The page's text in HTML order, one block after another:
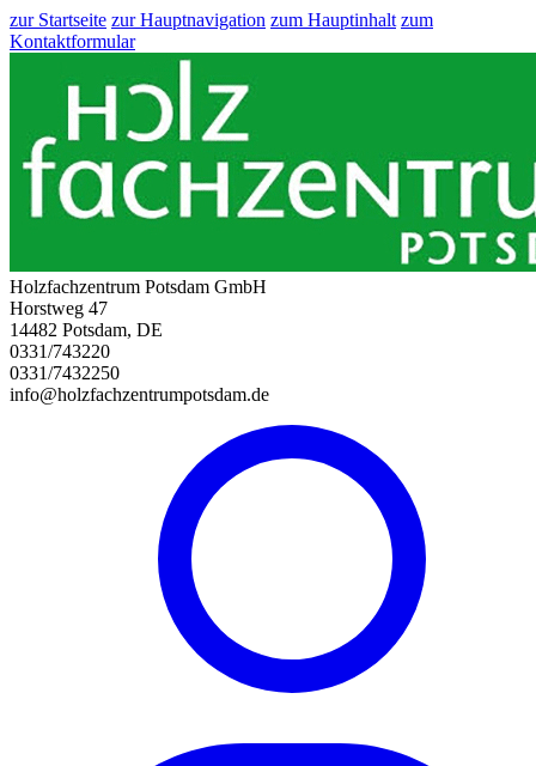
zur Startseite zur Hauptnavigation zum Hauptinhalt zum
Kontaktformular
Holzfachzentrum Potsdam GmbH
Horstweg 47
14482 Potsdam, DE
0331/743220
0331/7432250
info@holzfachzentrumpotsdam.de